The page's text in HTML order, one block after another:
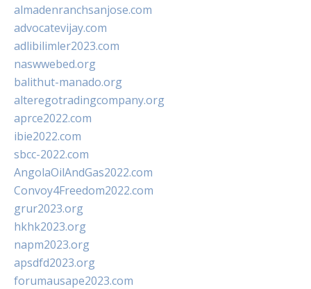
almadenranchsanjose.com
advocatevijay.com
adlibilimler2023.com
naswwebed.org
balithut-manado.org
alteregotradingcompany.org
aprce2022.com
ibie2022.com
sbcc-2022.com
AngolaOilAndGas2022.com
Convoy4Freedom2022.com
grur2023.org
hkhk2023.org
napm2023.org
apsdfd2023.org
forumausape2023.com